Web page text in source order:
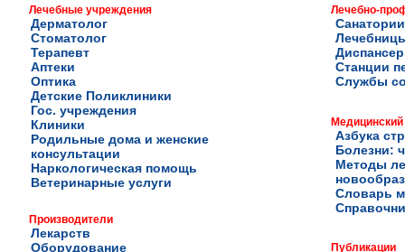
Лечебные учреждения
Дерматолог
Стоматолог
Терапевт
Аптеки
Оптика
Детские Поликлиники
Гос. учреждения
Клиники
Родильные дома и женские
консультации
Наркологическая помощь
Ветеринарные услуги
Производители
Лекарств
Оборудование
Лечебно-
Станции
Службы
Медицинский
Азбука
Болезни:
Методы
Словарь
Публикации